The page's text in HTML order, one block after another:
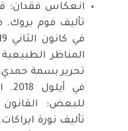
انعكاس فقدان:
تأليف فوم
المناظر
تحرير بسمة
للبعض:
تأليف نورة